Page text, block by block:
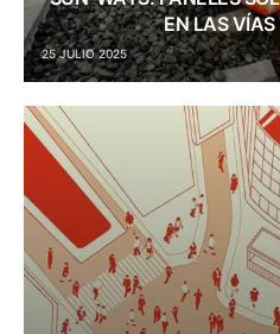
EN LAS VÍAS
25 JULIO 2025